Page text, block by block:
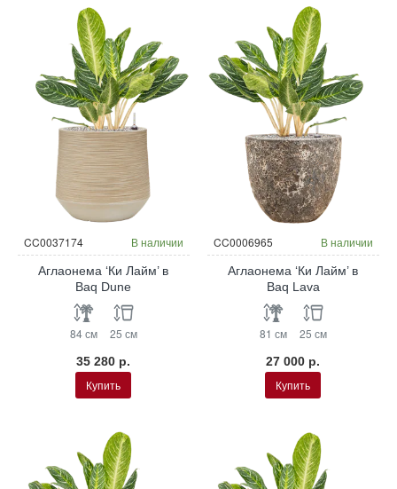
CC0037174 В наличии
Аглаонема ‘Ки Лайм’ в
Baq Dune
84 см 25 см
35 280 р.
Купить
CC0006965 В наличии
Аглаонема ‘Ки Лайм’ в
Baq Lava
81 см 25 см
27 000 р.
Купить